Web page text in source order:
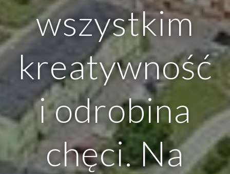
wszystkim
kreatywność
i odrobina
chęci. Na